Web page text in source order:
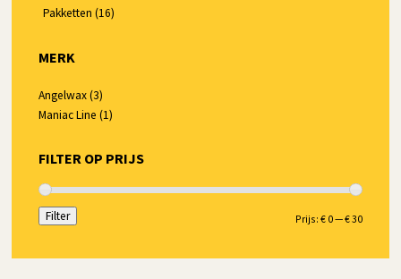
Pakketten (16)
MERK
Angelwax (3)
Maniac Line (1)
FILTER OP PRIJS
Min.
Max.
Filter Prijs: € 0—€ 30